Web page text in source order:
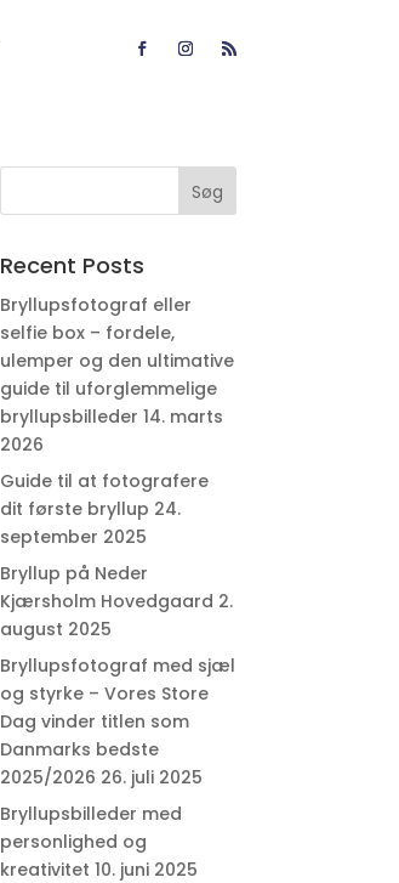
Recent Posts
Bryllupsfotograf eller
selfie box – fordele,
ulemper og den ultimative
guide til uforglemmelige
bryllupsbilleder 14. marts
2026
Guide til at fotografere
dit første bryllup 24.
september 2025
Bryllup på Neder
Kjærsholm Hovedgaard 2.
august 2025
Bryllupsfotograf med sjæl
og styrke – Vores Store
Dag vinder titlen som
Danmarks bedste
2025/2026 26. juli 2025
Bryllupsbilleder med
personlighed og
kreativitet 10. juni 2025